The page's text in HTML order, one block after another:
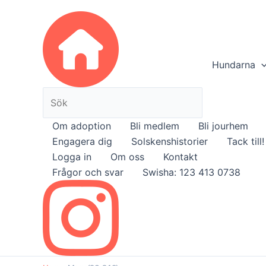
Search
for
Hundarna
Om adoption Bli medlem
Bli jourhem
Engagera dig
Solskenshistorier
Tack till!
Logga in
Om oss
Kontakt
Frågor och svar
Swisha: 123 413 0738